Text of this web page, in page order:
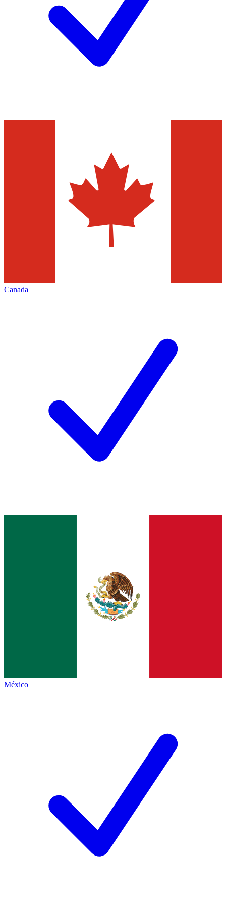
Canada
México